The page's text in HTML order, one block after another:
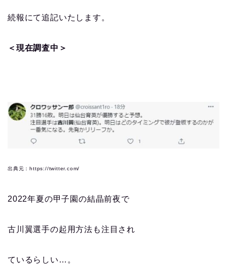
続報にて追記いたします。
＜現在調査中＞
出典元：https://twitter.com/
2022年夏の甲子園の結晶前夜で
古川翼選手の起用方法も注目され
ているらしい…。